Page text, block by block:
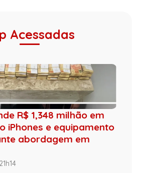
Acessadas
R$ 1,348 milhão em
iPhones e equipamento
abordagem em